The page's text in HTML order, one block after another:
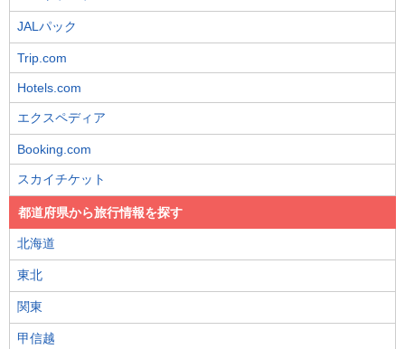
JALパック
Trip.com
Hotels.com
エクスペディア
Booking.com
スカイチケット
都道府県から旅行情報を探す
北海道
東北
関東
甲信越